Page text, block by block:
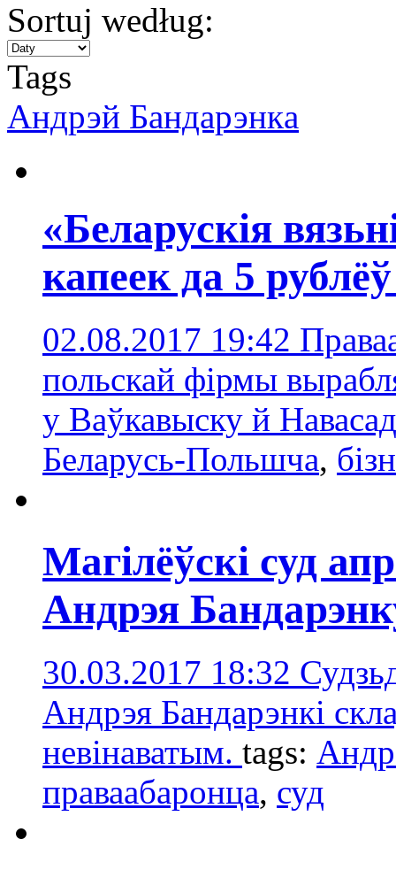
Sortuj według:
Tags
Андрэй Бандарэнкa
«Беларускія
капеек да 5
02.08.2017 19:42
польскай фірмы
у Ваўкавыску й
Беларусь-Польшча,
Магілёўскі суд
Андрэя
30.03.2017 18:32
Андрэя Бандарэнкі
невінаватым. tags:
праваабаронца, суд